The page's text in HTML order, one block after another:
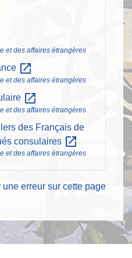
et des affaires étrangères
open_in_new
et des affaires étrangères
open_in_new
et des affaires étrangères
des Français de
consulaires open_in_new
et des affaires étrangères
erreur sur cette page